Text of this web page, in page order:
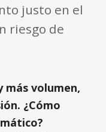
justo en el
riesgo de
más volumen,
¿Cómo